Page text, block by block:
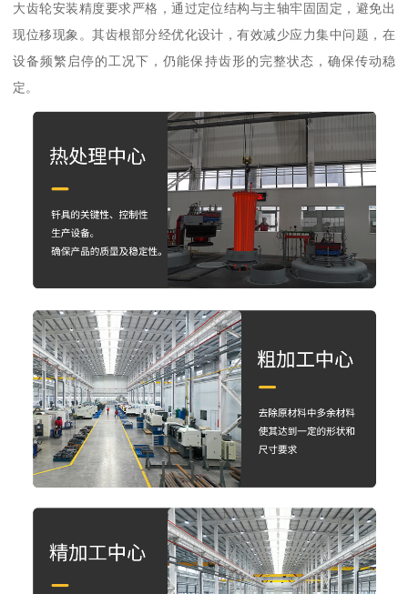
大齿轮安装精度要求严格，通过定位结构与主轴牢固固定，避免出
现位移现象。其齿根部分经优化设计，有效减少应力集中问题，在
设备频繁启停的工况下，仍能保持齿形的完整状态，确保传动稳
定。